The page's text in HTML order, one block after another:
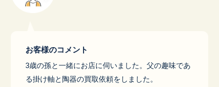
お客様のコメント
3歳の孫と一緒にお店に伺いました。父の趣味であ
る掛け軸と陶器の買取依頼をしました。